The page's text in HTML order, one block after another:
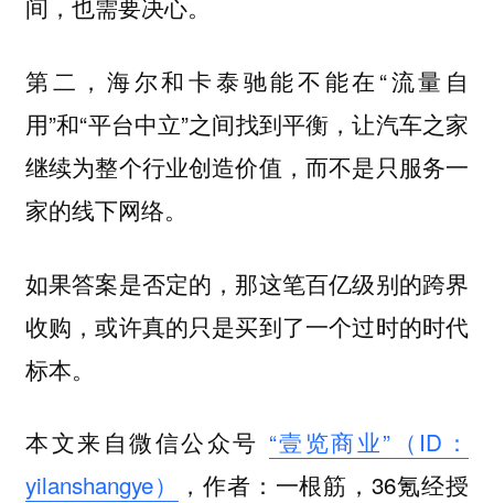
间，也需要决心。
第二，海尔和卡泰驰能不能在“流量自
用”和“平台中立”之间找到平衡，让汽车之家
继续为整个行业创造价值，而不是只服务一
家的线下网络。
如果答案是否定的，那这笔百亿级别的跨界
收购，或许真的只是买到了一个过时的时代
标本。
本文来自微信公众号 “壹览商业”（ID：
yilanshangye）
，作者：一根筋，36氪经授